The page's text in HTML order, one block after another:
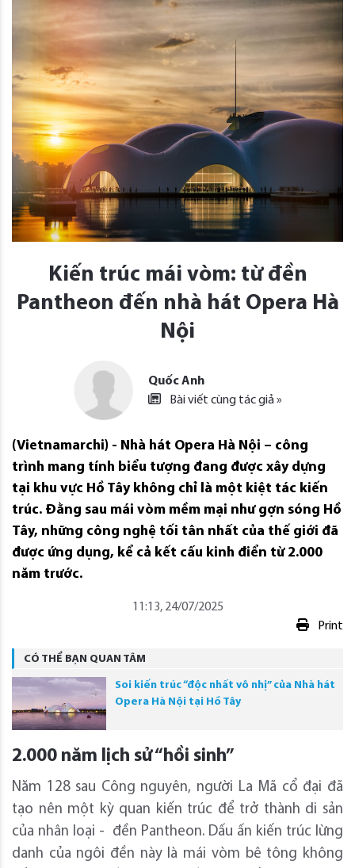
Kiến trúc mái vòm: từ đền
Pantheon đến nhà hát Opera Hà
Nội
Quốc Anh
Bài viết cùng tác giả »
(Vietnamarchi) - Nhà hát Opera Hà Nội – công
trình mang tính biểu tượng đang được xây dựng
tại khu vực Hồ Tây không chỉ là một kiệt tác kiến
trúc. Đằng sau mái vòm mềm mại như gợn sóng Hồ
Tây, những công nghệ tối tân nhất của thế giới đã
được ứng dụng, kể cả kết cấu kinh điển từ 2.000
năm trước.
11:13, 24/07/2025
Print
CÓ THỂ BẠN QUAN TÂM
Soi kiến trúc “độc nhất vô nhị” của Nhà hát
Opera Hà Nội tại Hồ Tây
2.000 năm lịch sử “hồi sinh”
Năm 128 sau Công nguyên, người La Mã cổ đại đã
tạo nên một kỳ quan kiến trúc để trở thành di sản
của nhân loại - đền Pantheon. Dấu ấn kiến trúc lừng
danh của ngôi đền này là mái vòm bê tông không